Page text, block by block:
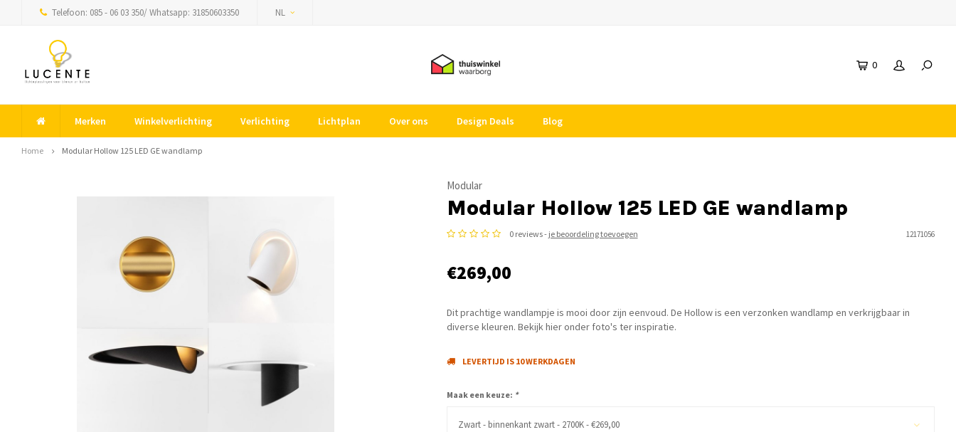
Telefoon: 085 - 06 03 350/ Whatsapp: 31850603350 NL
0
Merken Winkelverlichting Verlichting Lichtplan Over ons Design Deals Blog
Home Modular Hollow 125 LED GE wandlamp
Modular
Modular Hollow 125 LED GE wandlamp
0 reviews - je beoordeling toevoegen 12171056
€269,00
Dit prachtige wandlampje is mooi door zijn eenvoud. De Hollow is een verzonken wandlamp en verkrijgbaar in
diverse kleuren. Bekijk hier onder foto's ter inspiratie.
LEVERTIJD IS 10 WERKDAGEN
Maak een keuze: *
Zwart - binnenkant zwart - 2700K - €269,00